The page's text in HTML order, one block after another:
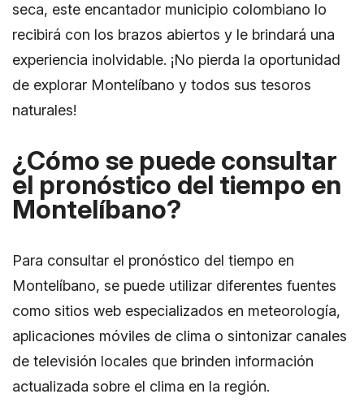
seca, este encantador municipio colombiano lo
recibirá con los brazos abiertos y le brindará una
experiencia inolvidable. ¡No pierda la oportunidad
de explorar Montelíbano y todos sus tesoros
naturales!
¿Cómo se puede consultar
el pronóstico del tiempo en
Montelíbano?
Para consultar el pronóstico del tiempo en
Montelíbano, se puede utilizar diferentes fuentes
como sitios web especializados en meteorología,
aplicaciones móviles de clima o sintonizar canales
de televisión locales que brinden información
actualizada sobre el clima en la región.